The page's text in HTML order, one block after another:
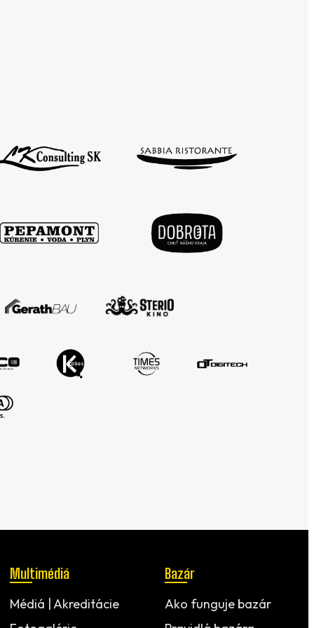
Multimédiá
Médiá | Akreditácie
Bazár
Ako funguje bazár